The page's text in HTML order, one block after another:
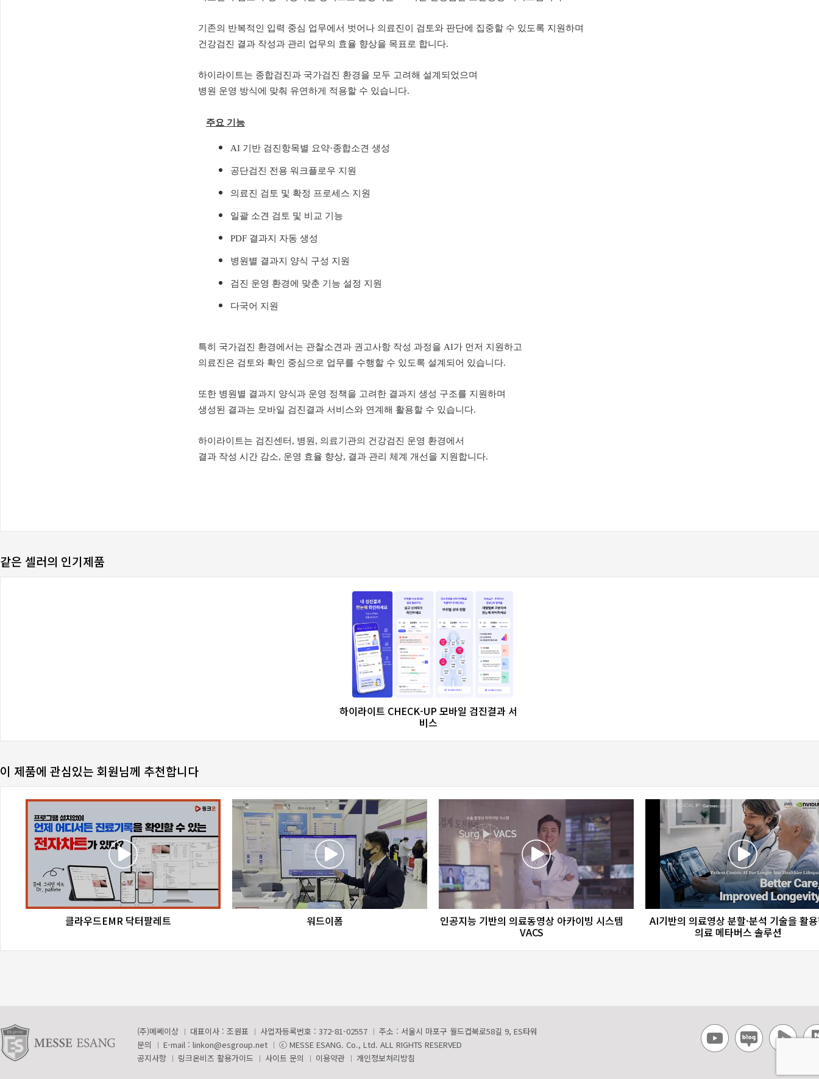
같은 셀러의 인기제품
favorite_border share
하이라이트 CHECK-UP 모바일 검진결과 서
비스
이 제품에 관심있는 회원님께 추천합니다
favorite_border share
클라우드EMR 닥터팔레트 favorite_border share
워드이폼 favorite_bordershare
인공지능 기반의 의료동영상 아카이빙 시스템
VACS
favorite_bordershare
AI기반의 의료영상 분할·분석 기술을 활
의료 메타버스 솔루션
(주)메쎄이상 대표이사 : 조원표 사업자등록번호 : 372-81-02557
주소 : 서울시 마포구 월드컵북로58길 9, ES타워
문의
E-mail : linkon@esgroup.net
ⓒ MESSE ESANG. Co., Ltd. ALL RIGHTS RESERVED
공지사항
링크온비즈 활용가이드 사이트 문의 이용약관 개인정보처리방침